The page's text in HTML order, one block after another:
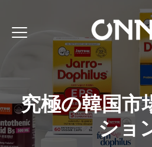
キ
ッ
プ
韓国入国の成
てくだ